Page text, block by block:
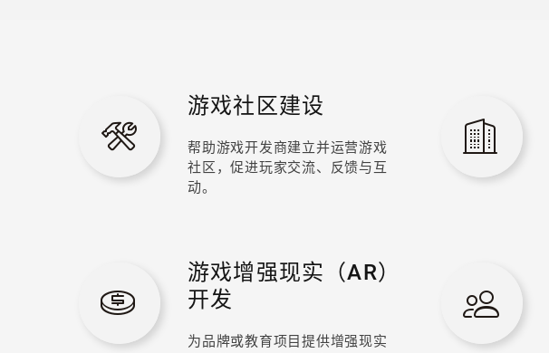
游戏社区建设
帮助游戏开发商建立并运营游戏
社区，促进玩家交流、反馈与互
动。
游戏增强现实（AR）
开发
为品牌或教育项目提供增强现实